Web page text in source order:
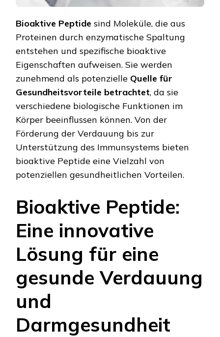
Bioaktive Peptide sind Moleküle, die aus
Proteinen durch enzymatische Spaltung
entstehen und spezifische bioaktive
Eigenschaften aufweisen. Sie werden
zunehmend als potenzielle Quelle für
Gesundheitsvorteile betrachtet, da sie
verschiedene biologische Funktionen im
Körper beeinflussen können. Von der
Förderung der Verdauung bis zur
Unterstützung des Immunsystems bieten
bioaktive Peptide eine Vielzahl von
potenziellen gesundheitlichen Vorteilen.
Bioaktive Peptide:
Eine innovative
Lösung für eine
gesunde Verdauung
und
Darmgesundheit